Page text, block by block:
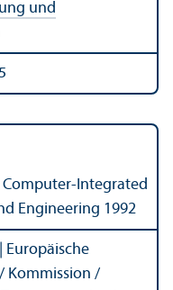
und
Computer-Integrated
Engineering 1992
Europäische
Kommission /